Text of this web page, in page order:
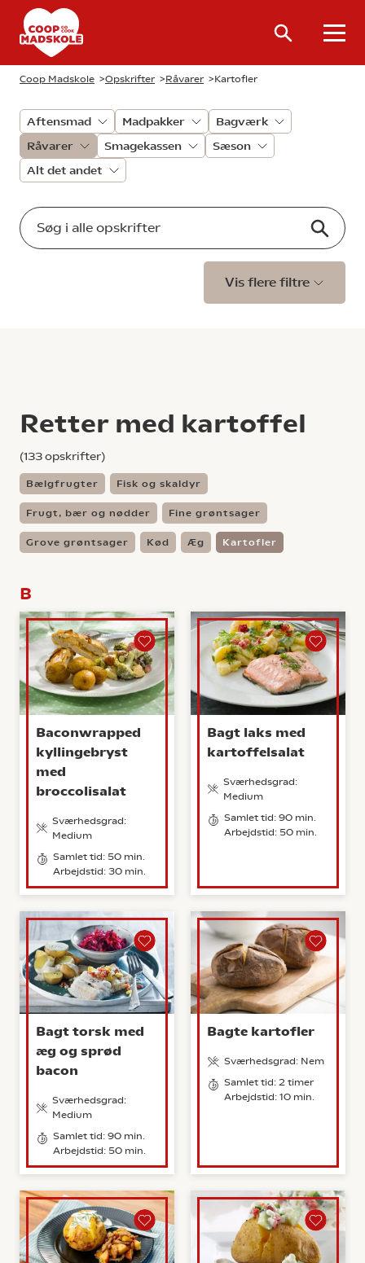
Coop Madskole >Opskrifter >Råvarer >Kartofler
Aftensmad Madpakker
Bagværk
Råvarer
Smagekassen
Sæson
Alt det andet
Vis flere filtre
Retter med kartoffel
(133opskrifter)
Bælgfrugter Fisk og skaldyr
Frugt, bær og nødder Fine grøntsager
Grove grøntsager Kød Æg Kartofler
B
Baconwrapped
kyllingebryst
med
broccolisalat
Sværhedsgrad:
Medium
Samlet tid: 50 min.
Arbejdstid: 30 min.
Bagt laks med
kartoffelsalat
Sværhedsgrad:
Medium
Samlet tid: 90 min.
Arbejdstid: 50 min.
Bagt torsk med
æg og sprød
bacon
Sværhedsgrad:
Medium
Samlet tid: 90 min.
Arbejdstid: 50 min.
Bagte kartofler
Sværhedsgrad: Nem
Samlet tid: 2 timer
Arbejdstid: 10 min.